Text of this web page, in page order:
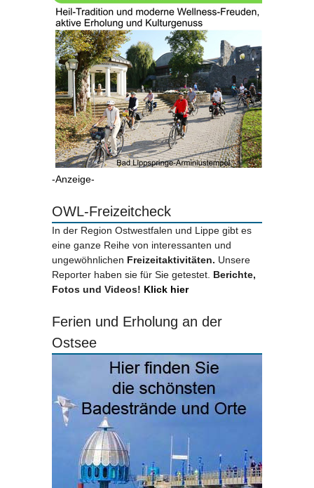
-Anzeige-
OWL-Freizeitcheck
In der Region Ostwestfalen und Lippe gibt es
eine ganze Reihe von interessanten und
ungewöhnlichen Freizeitaktivitäten. Unsere
Reporter haben sie für Sie getestet. Berichte,
Fotos und Videos! Klick hier
Ferien und Erholung an der
Ostsee